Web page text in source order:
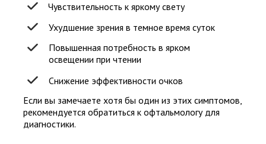
Чувствительность к яркому свету
Повышенная потребность в ярком
освещении при чтении
Ухудшение зрения в темное время суток
Снижение эффективности очков
Если вы замечаете хотя бы один из этих симптомов,
рекомендуется обратиться к офтальмологу для
диагностики.